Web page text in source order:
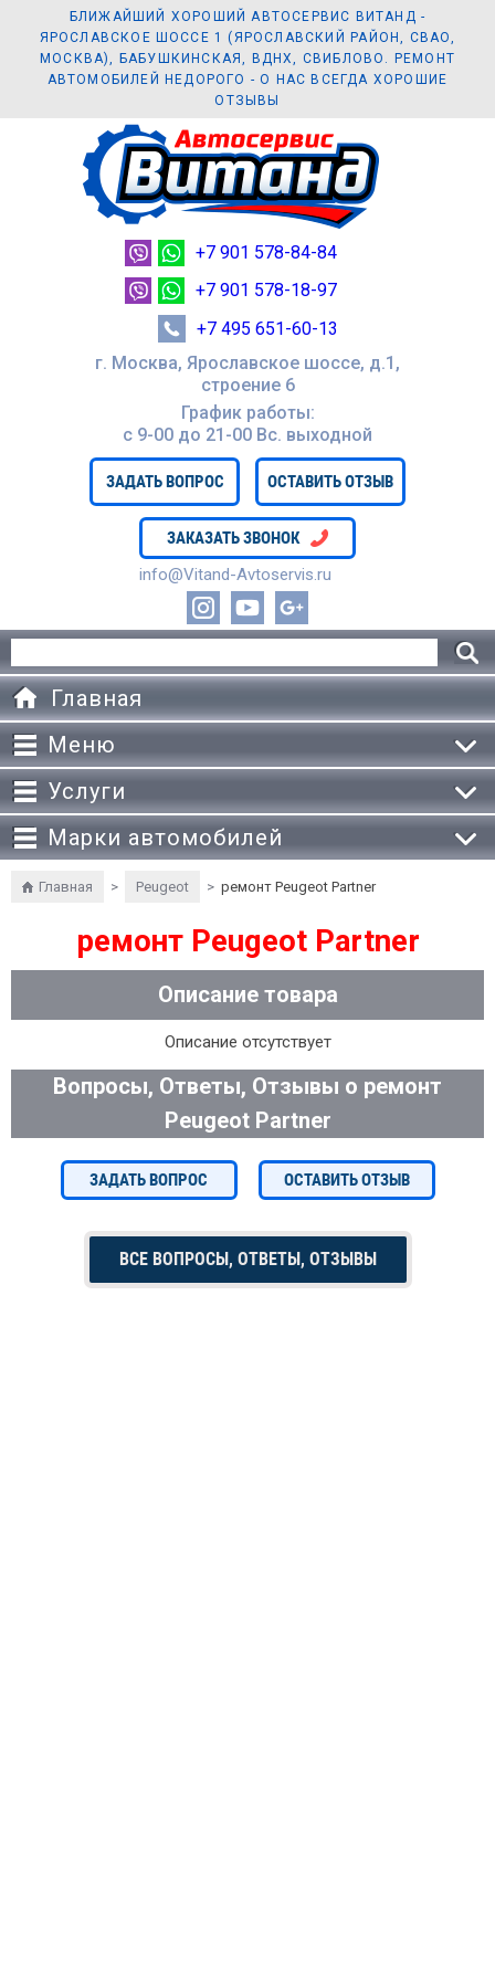
БЛИЖАЙШИЙ ХОРОШИЙ АВТОСЕРВИС ВИТАНД -
ЯРОСЛАВСКОЕ ШОССЕ 1 (ЯРОСЛАВСКИЙ РАЙОН, СВАО,
МОСКВА), БАБУШКИНСКАЯ, ВДНХ, СВИБЛОВО. РЕМОНТ
АВТОМОБИЛЕЙ НЕДОРОГО - О НАС ВСЕГДА ХОРОШИЕ
ОТЗЫВЫ
г. Москва, Ярославское шоссе, д.1,
строение 6
График работы:
с 9-00 до 21-00 Вc. выходной
ЗАДАТЬ ВОПРОС ОСТАВИТЬ ОТЗЫВ
ЗАКАЗАТЬ ЗВОНОК
info@Vitand-Avtoservis.ru
+7 901 578-84-84
+7 901 578-18-97
+7 495 651-60-13
Главная
Меню
Услуги
Марки автомобилей
Главная > Peugeot > ремонт Peugeot Partner
ремонт Peugeot Partner
Описание товара
Описание отсутствует
Вопросы, Ответы, Отзывы о ремонт
Peugeot Partner
ЗАДАТЬ ВОПРОС ОСТАВИТЬ ОТЗЫВ
ВСЕ ВОПРОСЫ, ОТВЕТЫ, ОТЗЫВЫ